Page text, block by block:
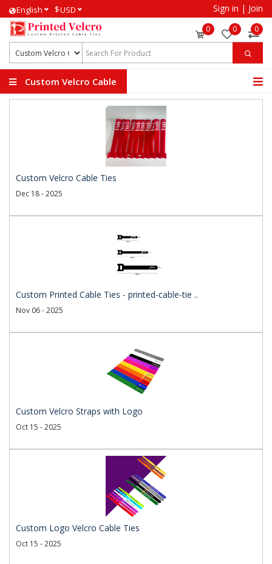
English $USD Sign in | Join
0 0 0
Custom Velcro Cable
Custom Velcro Cable Ties
Dec 18 - 2025
Custom Printed Cable Ties - printed-cable-tie ..
Nov 06 - 2025
Custom Velcro Straps with Logo
Oct 15 - 2025
Custom Logo Velcro Cable Ties
Oct 15 - 2025